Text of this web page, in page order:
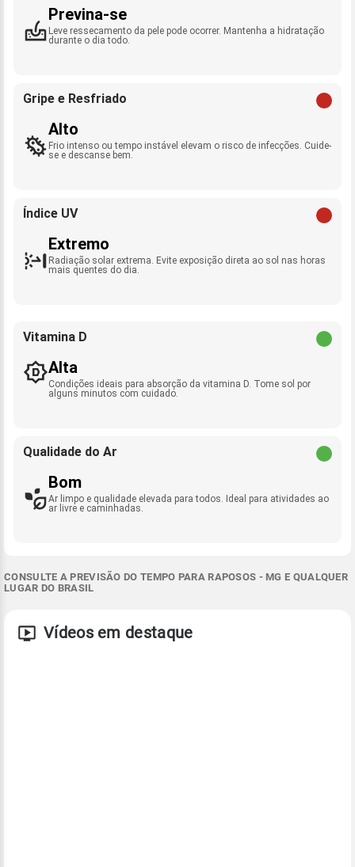
Previna-se
Leve ressecamento da pele pode ocorrer. Mantenha a hidratação
durante o dia todo.
Gripe e Resfriado
Alto
Frio intenso ou tempo instável elevam o risco de infecções. Cuide-
se e descanse bem.
Índice UV
Extremo
Radiação solar extrema. Evite exposição direta ao sol nas horas
mais quentes do dia.
Vitamina D
Alta
Condições ideais para absorção da vitamina D. Tome sol por
alguns minutos com cuidado.
Qualidade do Ar
Bom
Ar limpo e qualidade elevada para todos. Ideal para atividades ao
ar livre e caminhadas.
CONSULTE A PREVISÃO DO TEMPO PARA RAPOSOS - MG E QUALQUER
LUGAR DO BRASIL
Vídeos em destaque